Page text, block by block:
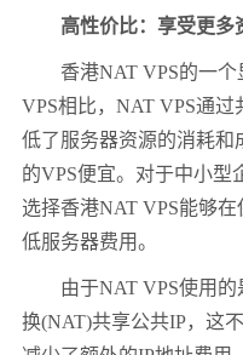
高性价比：享受更多
香港NAT VPS的一个
VPS相比，NAT VPS通
低了服务器资源的消耗和
的VPS便宜。对于中小型
选择香港NAT VPS能够
低服务器费用。
由于NAT VPS使用的
换(NAT)共享公共IP，这